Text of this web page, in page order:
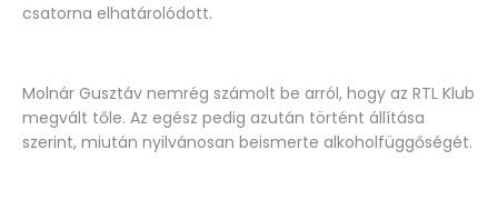
csatorna elhatárolódott.
Molnár Gusztáv nemrég számolt be arról, hogy az RTL Klub
megvált tőle. Az egész pedig azután történt állítása
szerint, miután nyilvánosan beismerte alkoholfüggőségét.